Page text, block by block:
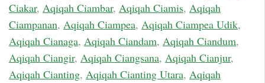
Ciakar, Aqiqah Ciambar, Aqiqah Ciamis, Aqiqah
Ciampanan, Aqiqah Ciampea, Aqiqah Ciampea Udik,
Aqiqah Cianaga, Aqiqah Ciandam, Aqiqah Ciandum,
Aqiqah Ciangir, Aqiqah Ciangsana, Aqiqah Cianjur,
Aqiqah Cianting, Aqiqah Cianting Utara, Aqiqah